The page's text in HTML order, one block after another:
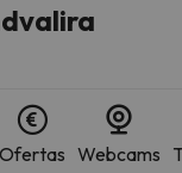
Ofertas Webcams